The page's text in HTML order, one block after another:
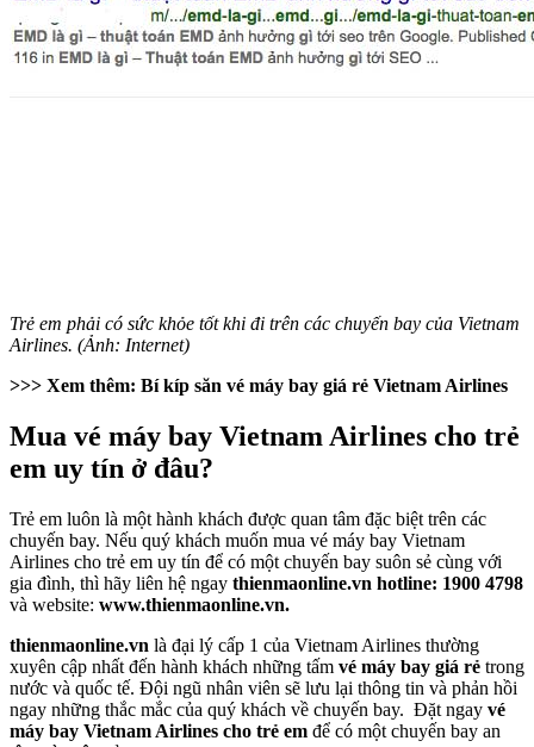
Trẻ em phải có sức khỏe tốt khi đi trên các chuyến bay của Vietnam
Airlines. (Ảnh: Internet)
>>> Xem thêm: Bí kíp săn vé máy bay giá rẻ Vietnam Airlines
Mua vé máy bay Vietnam Airlines cho trẻ
em uy tín ở đâu?
Trẻ em luôn là một hành khách được quan tâm đặc biệt trên các
chuyến bay. Nếu quý khách muốn mua vé máy bay Vietnam
Airlines cho trẻ em uy tín để có một chuyến bay suôn sẻ cùng với
gia đình, thì hãy liên hệ ngay thienmaonline.vn hotline: 1900 4798
và website: www.thienmaonline.vn.
thienmaonline.vn là đại lý cấp 1 của Vietnam Airlines thường
xuyên cập nhất đến hành khách những tấm vé máy bay giá rẻ trong
nước và quốc tế. Đội ngũ nhân viên sẽ lưu lại thông tin và phản hồi
ngay những thắc mắc của quý khách về chuyến bay. Đặt ngay vé
máy bay Vietnam Airlines cho trẻ em để có một chuyến bay an